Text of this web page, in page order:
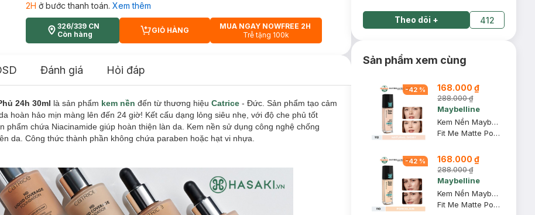
2H ở bước thanh toán. Xem thêm
326/339 CN
Còn hàng
CART PLUS ICON
GIỎ HÀNG
MUA NGAY NOWFREE 2H
Trễ tặng 100k
Đánh giá Hỏi đáp
24h 30ml là sản phẩm kem nền đến từ thương hiệu Catrice - Đức. Sản phẩm tạo cảm
hoàn hảo mịn màng lên đến 24 giờ! Kết cấu dạng lỏng siêu nhẹ, với độ che phủ tốt
chứa Niacinamide giúp hoàn thiện làn da. Kem nền sử dụng công nghệ chống
da. Công thức thành phần không chứa paraben hoặc hạt vi nhựa.
Theo dõi + 412
Sản phẩm xem cùng
-42 % 168.000 ₫
288.000 ₫
Maybelline
Kem Nền Maybelline Mịn Nhẹ Kiềm Dầu Chống Nắng #112 30ml
Fit Me Matte Poreless Foundation SPF 22 PA+++ #112 Natural Ivory
-42 % 168.000 ₫
288.000 ₫
Maybelline
Kem Nền Maybelline Mịn Nhẹ Kiềm Dầu Chống Nắng #110 30ml
Fit Me Matte Poreless Foundation SPF 22 PA+++ #110 Porcelain